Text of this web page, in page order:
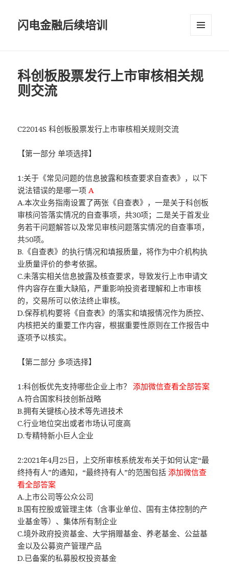
闪电金融后续培训
科创板股票发行上市审核相关规
则交流
C22014S 科创板股票发行上市审核相关规则交流
【第一部分 单项选择】
1:关于《常见问题的信息披露和核查要求自查表》，以下
说法错误的是哪一项A
A.本次业务指南设置了两张《自查表》，一是关于科创板
审核问答落实情况的自查事项，共30项；二是关于首发业
务若干问题解答以及常见审核问题落实情况的自查事项，
共50项。
B.《自查表》的执行情况和填报质量，将作为中介机构执
业质量评价的参考依据。
C.未落实相关信息披露及核查要求，导致发行上市申请文
件内容存在重大缺陷，严重影响投资者理解和上市审核
的，交易所可以依法终止审核。
D.保荐机构要将《自查表》的落实和填报情况作为质控、
内核把关的重要工作内容，根据重要性原则在工作报告中
逐项予以核实。
【第二部分 多项选择】
1:科创板优先支持哪些企业上市？添加微信查看全部答案
A.符合国家科技创新战略
B.拥有关键核心技术等先进技术
C.行业地位突出或者市场认可度高
D.专精特新小巨人企业
2:2021年4月25日，上交所审核系统发布关于如何认定“最
终持有人”的通知，“最终持有人”的范围包括添加微信查
看全部答案
A.上市公司等公众公司
B.国有控股或管理主体（含事业单位、国有主体控制的产
业基金等）、集体所有制企业
C.境外政府投资基金、大学捐赠基金、养老基金、公益基
金以及公募资产管理产品
D.已备案的私募股权投资基金